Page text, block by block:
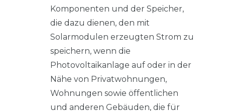
Komponenten und der Speicher,
die dazu dienen, den mit
Solarmodulen erzeugten Strom zu
speichern, wenn die
Photovoltaikanlage auf oder in der
Nähe von Privatwohnungen,
Wohnungen sowie öffentlichen
und anderen Gebäuden, die für